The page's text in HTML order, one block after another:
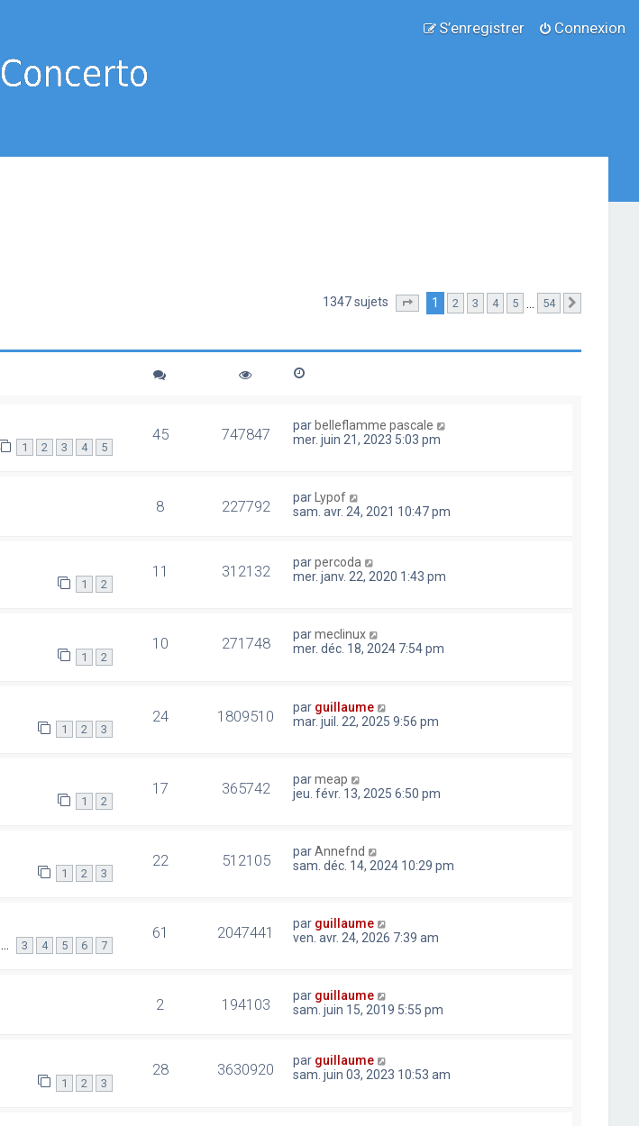
Connexion
S’enregistrer
1347 sujets Page sur 54
1 2 3 4 5 54
1 2 3 4 5
45 747847 par belleflamme pascale
mer. juin 21, 2023 5:03 pm
8 227792 par Lypof
sam. avr. 24, 2021 10:47 pm
1 2
11 312132 parpercoda
mer. janv. 22, 2020 1:43 pm
1 2
10 271748 parmeclinux
mer. déc. 18, 2024 7:54 pm
1 2 3
24 1809510 par guillaume
mar. juil. 22, 2025 9:56 pm
1 2
17 365742 parmeap
jeu. févr. 13, 2025 6:50 pm
1 2 3
22 512105 parAnnefnd
sam. déc. 14, 2024 10:29 pm
… 3 4 5 6 7
61 2047441 par guillaume
ven. avr. 24, 2026 7:39 am
2 194103 par guillaume
sam. juin 15, 2019 5:55 pm
1 2 3
28 3630920 par guillaume
sam. juin 03, 2023 10:53 am